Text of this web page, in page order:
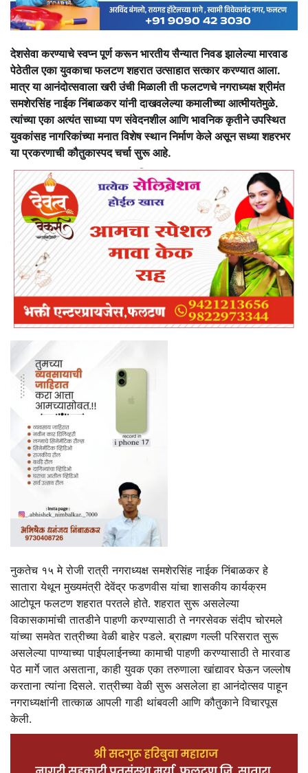
देशसेवा करण्याचे स्वप्न पूर्ण करून भारतीय सैन्यात निवड झालेल्या मारवाड
पेठेतील एका युवकाचा फलटण शहरात उत्साहात सत्कार करण्यात आला.
मात्र या आनंदोत्सवाला खरी उंची मिळाली ती फलटणचे नगराध्यक्ष श्रीमंत
समशेरसिंह नाईक निंबाळकर यांनी दाखवलेल्या कमालीच्या आत्मीयतेमुळे.
त्यांच्या एका अत्यंत साध्या पण संवेदनशील आणि भावनिक कृतीने उपस्थित
युवकांसह नागरिकांच्या मनात विशेष स्थान निर्माण केले असून सध्या शहरभर
या प्रकरणाची कौतुकास्पद चर्चा सुरू आहे.
नुकतेच १५ मे रोजी रात्री नगराध्यक्ष समशेरसिंह नाईक निंबाळकर हे
सातारा येथून मुख्यमंत्री देवेंद्र फडणवीस यांचा शासकीय कार्यक्रम
आटोपून फलटण शहरात परतले होते. शहरात सुरू असलेल्या
विकासकामांची तातडीने पाहणी करण्यासाठी ते नगरसेवक संदीप चोरमले
यांच्या समवेत रात्रीच्या वेळी बाहेर पडले. ब्राह्मण गल्ली परिसरात सुरू
असलेल्या पाण्याच्या पाईपलाईनच्या कामाची पाहणी करण्यासाठी ते मारवाड
पेठ मार्गे जात असताना, काही युवक एका तरुणाला खांद्यावर घेऊन जल्लोष
करताना त्यांना दिसले. रात्रीच्या वेळी सुरू असलेला हा आनंदोत्सव पाहून
नगराध्यक्षांनी तात्काळ आपली गाडी थांबवली आणि कौतुकाने विचारपूस
केली.